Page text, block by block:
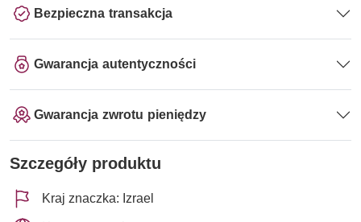
Bezpieczna transakcja
Gwarancja autentyczności
Gwarancja zwrotu pieniędzy
Szczegóły produktu
Kraj znaczka: Izrael